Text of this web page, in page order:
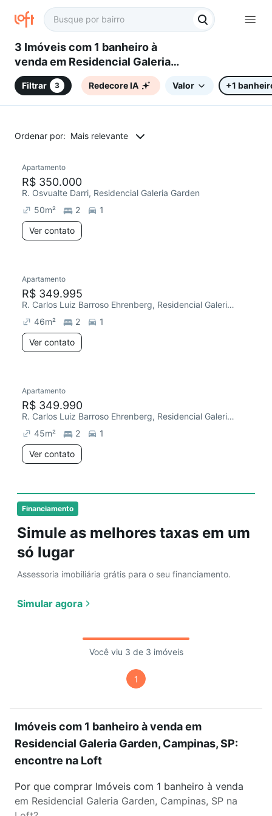
3 Imóveis com 1 banheiro à
venda em Residencial Galeria
Garden, Campinas, SP
Filtrar 3 Redecore IA Valor +1
Ordenar por: Mais relevante
Financiamento
Simule as melhores taxas em um
só lugar
Assessoria imobiliária grátis para o seu financiamento.
Simular agora
Redecorar
Apartamento
R$ 350.000
R. Osvualte Darri, Residencial Galeria Garden
50m² 2
1
Ver contato
Chegou este mês
Apartamento
R$ 349.995
R. Carlos Luiz Barroso Ehrenberg, Residencial Galeria Garden
46m² 2
1
Ver contato
Redecorar
Apartamento
R$ 349.990
R. Carlos Luiz Barroso Ehrenberg, Residencial Galeria Garden
45m² 2
1
Ver contato
Você viu 3 de 3 imóveis
1
Imóveis com 1 banheiro à venda em
Residencial Galeria Garden, Campinas, SP:
encontre na Loft
Por que comprar Imóveis com 1 banheiro à venda
em Residencial Galeria Garden, Campinas, SP na